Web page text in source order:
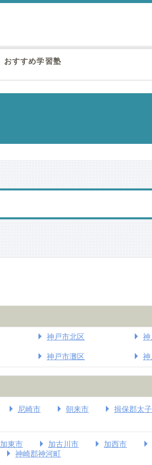
おすすめ学習塾
神戸市北区 神
神戸市灘区 神
尼崎市 朝来市 揖保郡太
加東市 加古川市 加西市
神崎郡神河町